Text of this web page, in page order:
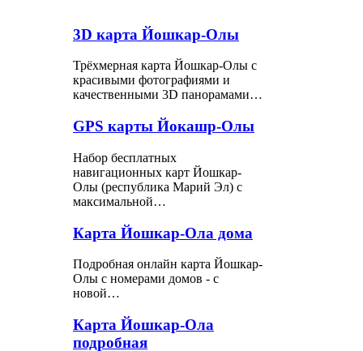
3D карта Йошкар-Олы
Трёхмерная карта Йошкар-Олы с
красивыми фотографиями и
качественными 3D панорамами…
GPS карты Йокашр-Олы
Набор бесплатных
навигационных карт Йошкар-
Олы (республика Марий Эл) с
максимальной…
Карта Йошкар-Ола дома
Подробная онлайн карта Йошкар-
Олы с номерами домов - с
новой…
Карта Йошкар-Ола
подробная